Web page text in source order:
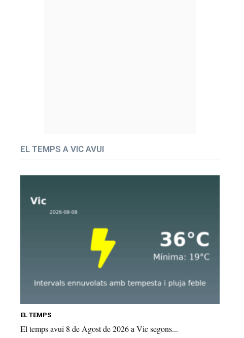
EL TEMPS A VIC AVUI
EL TEMPS
El temps avui 8 de Agost de 2026 a Vic segons...